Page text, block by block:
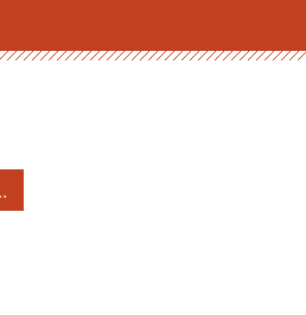
は排卵が抑制